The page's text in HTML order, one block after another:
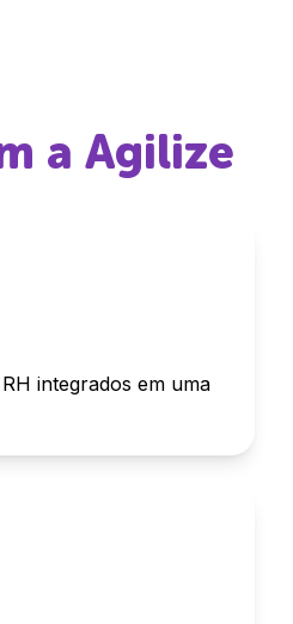
a Agilize
integrados em uma